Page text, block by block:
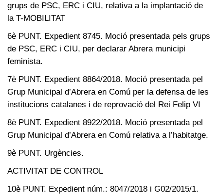
grups de PSC, ERC i CIU, relativa a la implantació de
la T-MOBILITAT
6è PUNT. Expedient 8745. Moció presentada pels grups
de PSC, ERC i CIU, per declarar Abrera municipi
feminista.
7è PUNT. Expedient 8864/2018. Moció presentada pel
Grup Municipal d’Abrera en Comú per la defensa de les
institucions catalanes i de reprovació del Rei Felip VI
8è PUNT. Expedient 8922/2018. Moció presentada pel
Grup Municipal d’Abrera en Comú relativa a l’habitatge.
9è PUNT. Urgències.
ACTIVITAT DE CONTROL
10è PUNT. Expedient núm.: 8047/2018 i G02/2015/1.